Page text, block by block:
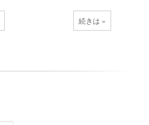
続きは »